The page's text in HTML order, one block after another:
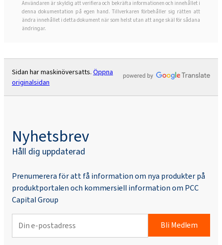
Användaren är skyldig att verifiera och bekräfta informationen och innehållet i
denna dokumentation på egen hand. Tillverkaren förbehåller sig rätten att
ändra innehållet i detta dokument när som helst utan att ange skäl för sådana
ändringar.
Sidan har maskinöversatts. Öppna
originalsidan
Nyhetsbrev
Håll dig uppdaterad
Prenumerera för att få information om nya produkter på
produktportalen och kommersiell information om PCC
Capital Group
Bli Medlem